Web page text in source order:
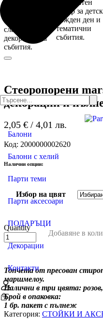
Search
for:
Балони
Балони с хелий
Парти теми
Парти аксесоари
ПОДАРЪЦИ
Декорации
Контакти
Стеоропорени
декорации и
2,05 € / 4,01 лв.
Код: 2000000002620
Налични опции:
Избор на цвят
Quantity
количество
за
топчета
за
декорации
и
пълнеж
на
Добавяне в
Топчета от пресован
маршмелоу.
Налични в три цвята:
Брой в опаковка:
1 бр. пакет с пълнеж
Категория: СТОЙКИ И